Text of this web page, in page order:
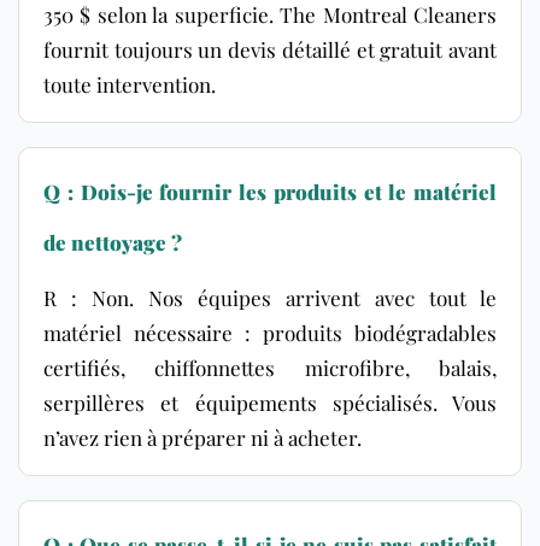
350 $ selon la superficie. The Montreal Cleaners
fournit toujours un devis détaillé et gratuit avant
toute intervention.
Q : Dois-je fournir les produits et le matériel
de nettoyage ?
R : Non. Nos équipes arrivent avec tout le
matériel nécessaire : produits biodégradables
certifiés, chiffonnettes microfibre, balais,
serpillères et équipements spécialisés. Vous
n’avez rien à préparer ni à acheter.